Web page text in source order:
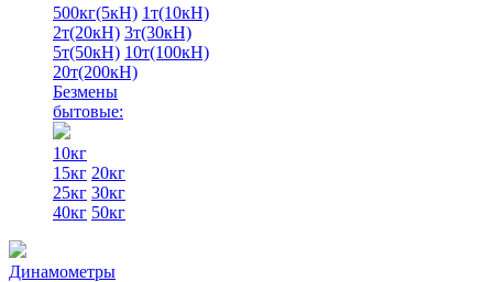
500кг(5кН) 1т(10кН)
2т(20кН) 3т(30кН)
5т(50кН) 10т(100кН)
20т(200кН)
Безмены
бытовые:
10кг
15кг 20кг
25кг 30кг
40кг 50кг
Динамометры